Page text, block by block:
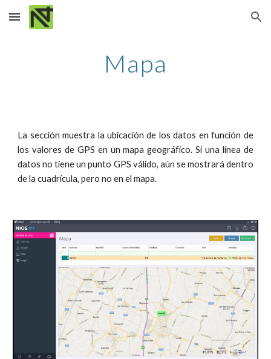
Skip to main content Skip to navigation
Mapa
La sección muestra la ubicación de los datos en función de
los valores de GPS en un mapa geográfico. Si una línea de
datos no tiene un punto GPS válido, aún se mostrará dentro
de la cuadrícula, pero no en el mapa.